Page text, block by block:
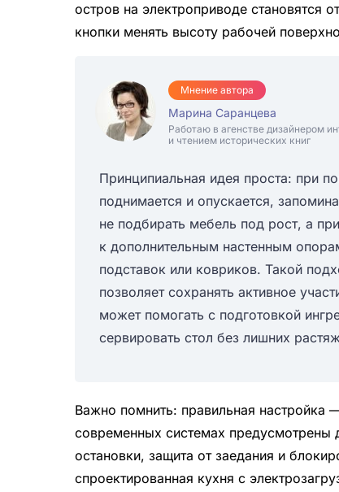
остров на электроприводе становятся
кнопки менять высоту рабочей
Мнение автора
Марина Саранцева
Работаю в агенстве дизайнером
и чтением исторических книг
Принципиальная идея проста: при
поднимается и опускается,
не подбирать мебель под рост, а
к дополнительным настенным
подставок или ковриков. Такой
позволяет сохранять активное
может помогать с подготовкой
сервировать стол без лишних
Важно помнить: правильная настройка
современных системах предусмотрены
остановки, защита от заедания и
спроектированная кухня с